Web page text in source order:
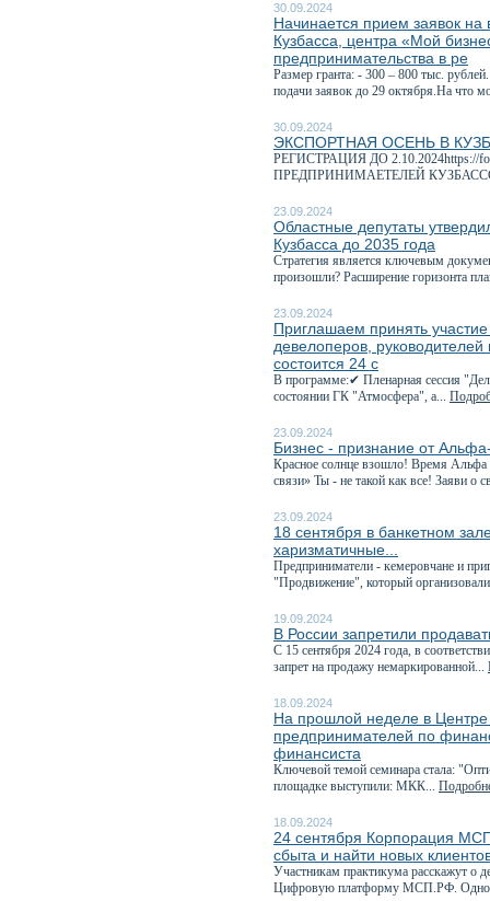
30.09.2024
Начинается прием заявок на
Кузбасса, центра «Мой
предпринимательства в ре
Размер гранта: - 300 – 800 тыс.
подачи заявок до 29 октября.На что
30.09.2024
ЭКСПОРТНАЯ ОСЕНЬ В
РЕГИСТРАЦИЯ ДО 2.10.2024https://
ПРЕДПРИНИМАЕТЕЛЕЙ
23.09.2024
Областные депутаты
Кузбасса до 2035 года
Стратегия является ключевым
произошли? Расширение горизонта
23.09.2024
Приглашаем принять
девелоперов,
состоится 24 с
В программе:✔ Пленарная сессия
состоянии ГК "Атмосфера", а...
23.09.2024
Бизнес - признание от
Красное солнце взошло! Время
связи» Ты - не такой как все! Заяви о
23.09.2024
18 сентября в банкетном
харизматичные...
Предприниматели - кемеровчане и
"Продвижение", который
19.09.2024
В России запретили
С 15 сентября 2024 года, в
запрет на продажу немаркированной...
18.09.2024
На прошлой неделе в
предпринимателей по
финансиста
Ключевой темой семинара стала:
площадке выступили: МКК...
18.09.2024
24 сентября Корпорация
сбыта и найти новых
Участникам практикума расскажут о
Цифровую платформу МСП.РФ.